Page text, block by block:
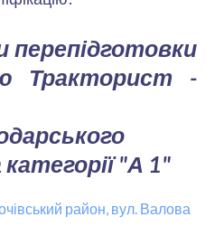
перепідготовки
Тракторист -
"А 1"
район, вул. Валова